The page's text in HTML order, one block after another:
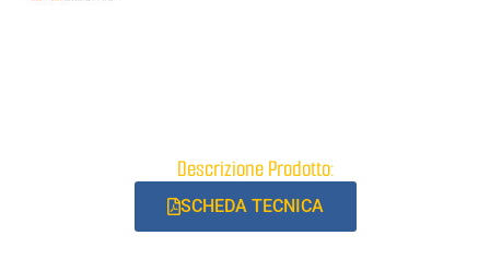
Descrizione Prodotto:
SCHEDA TECNICA